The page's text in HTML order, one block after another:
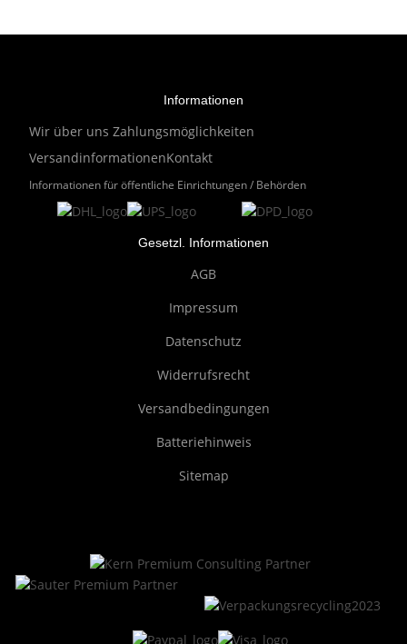
Informationen
Wir über uns Zahlungsmöglichkeiten
VersandinformationenKontakt
Informationen für öffentliche Einrichtungen / Behörden
Gesetzl. Informationen
AGB
Impressum
Datenschutz
Widerrufsrecht
Versandbedingungen
Batteriehinweis
Sitemap